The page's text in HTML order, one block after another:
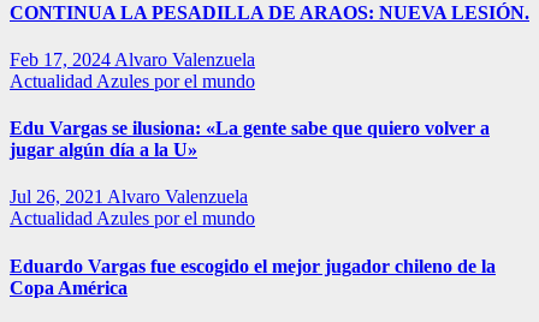
CONTINUA LA PESADILLA DE ARAOS: NUEVA LESIÓN.
Feb 17, 2024 Alvaro Valenzuela
Actualidad Azules por el mundo
Edu Vargas se ilusiona: «La gente sabe que quiero volver a
jugar algún día a la U»
Jul 26, 2021 Alvaro Valenzuela
Actualidad Azules por el mundo
Eduardo Vargas fue escogido el mejor jugador chileno de la
Copa América